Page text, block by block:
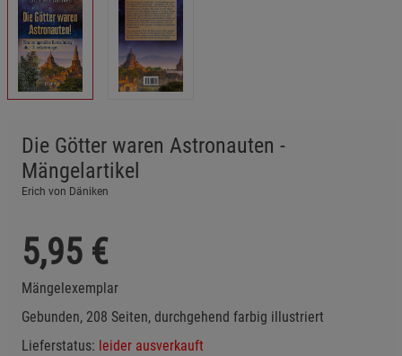
Die Götter waren Astronauten -
Mängelartikel
Erich von Däniken
5,95 €
Mängelexemplar
Gebunden, 208 Seiten, durchgehend farbig illustriert
Lieferstatus: leider ausverkauft